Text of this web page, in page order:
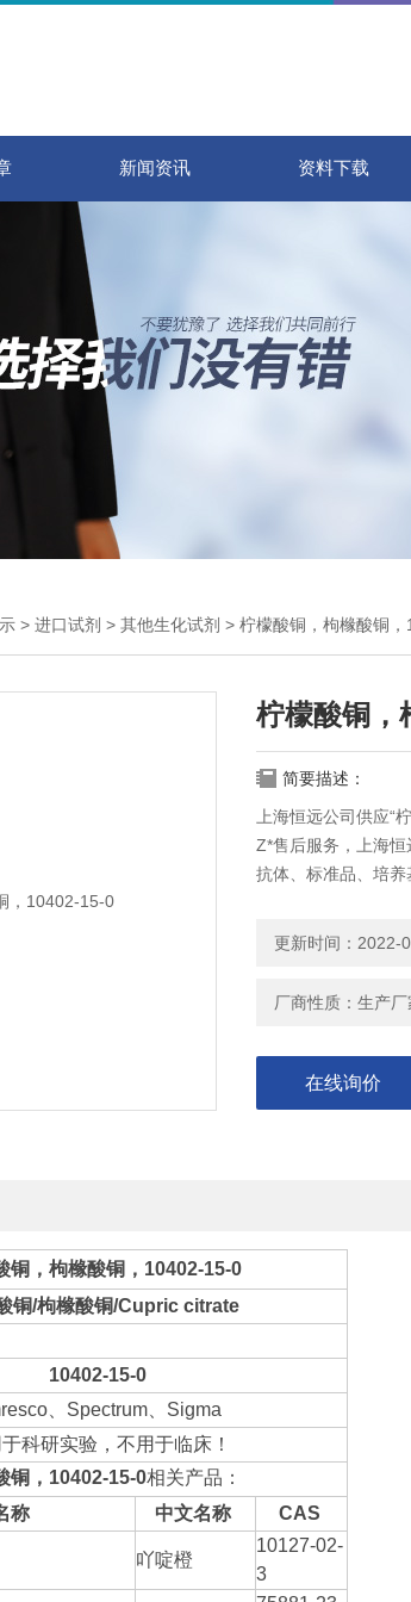
新闻资讯 资料下载
> 进口试剂 > 其他生化试剂 > 柠檬酸铜，枸橼酸铜
柠檬酸铜，
简要描述：
上海恒远公司供应“
Z*售后服务，上海恒
抗体、标准品、培养
更新时间：2022-
厂商性质：生产厂
在线询价
铜，枸橼酸铜，10402-15-0
铜/枸橼酸铜/Cupric citrate
10402-15-0
、Spectrum、Sigma
于科研实验，不用于临床！
铜，10402-15-0相关产品：
称 中文名称 CAS
吖啶橙
10127-02-
3